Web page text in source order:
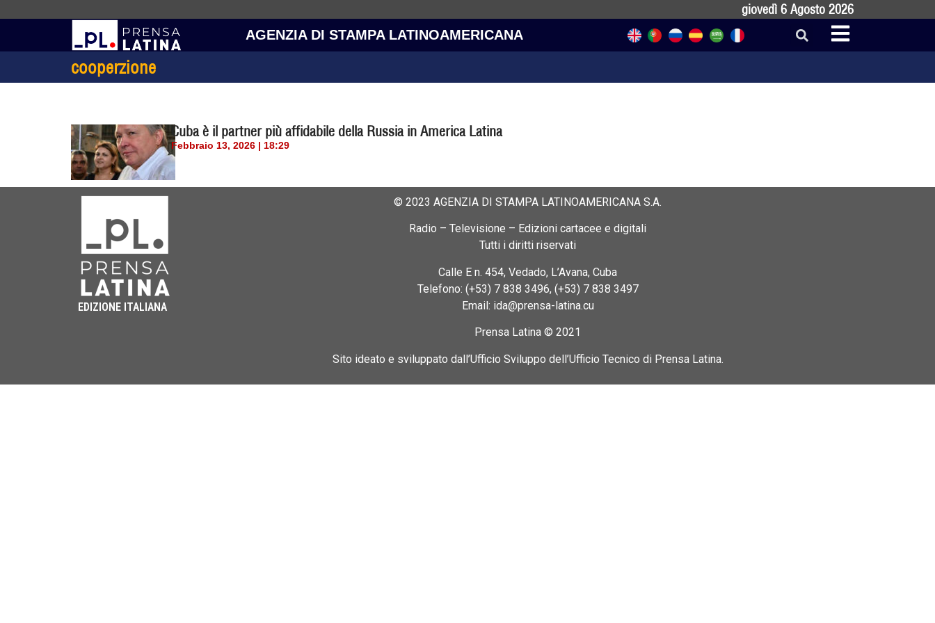
giovedì 6 Agosto 2026
AGENZIA DI STAMPA LATINOAMERICANA
cooperzione
Cuba è il partner più affidabile della Russia in America Latina
Febbraio 13, 2026 | 18:29
EDIZIONE ITALIANA
© 2023 AGENZIA DI STAMPA LATINOAMERICANA S.A.
Radio – Televisione – Edizioni cartacee e digitali
Tutti i diritti riservati
Calle E n. 454, Vedado, L’Avana, Cuba
Telefono: (+53) 7 838 3496, (+53) 7 838 3497
Email: ida@prensa-latina.cu
Prensa Latina © 2021
Sito ideato e sviluppato dall’Ufficio Sviluppo dell’Ufficio Tecnico di Prensa Latina.